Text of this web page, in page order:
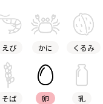
えび かに くるみ
そば 卵 乳